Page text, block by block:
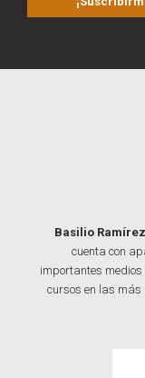
Basilio
cuenta con
importantes
cursos en las